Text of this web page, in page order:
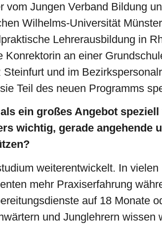
Jungen Verband Bildung
Wilhelms-Universität
Lehrerausbildung in
an einer
und im
Teil des neuen Programms
ein großes Angebot
wichtig, gerade angehende
weiterentwickelt. In
mehr Praxiserfahrung
auf 18 Monate
und Junglehrern wissen